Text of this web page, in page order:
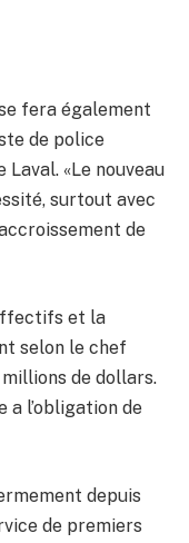
fera également
de police
Laval. «Le nouveau
surtout avec
de
et la
selon le chef
millions de dollars.
a l’obligation de
depuis
de premiers